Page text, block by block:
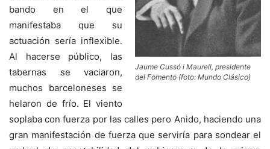
Jaume Cussó i Maurell, presidente
del Fomento (foto: Mundo Clásico)
bando en el que
manifestaba que su
actuación sería inflexible.
Al hacerse público, las
tabernas se vaciaron,
muchos barceloneses se
helaron de frío. El viento
soplaba con fuerza por las calles pero Anido, haciendo una
gran manifestación de fuerza que serviría para sondear el